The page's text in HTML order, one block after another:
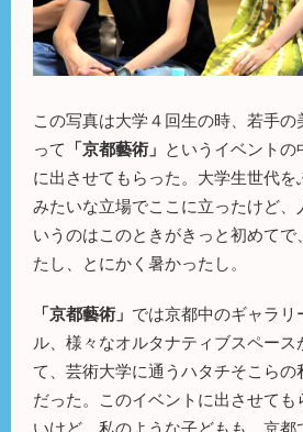
この写真は大学４回生の時、若手
って
「京都藝術」 というイベントの
に出させてもらった。大学生世代を
みたいな立場でここに立ったけど、
いうのはこのときがきっと初めてで
たし、とにかく暑かったし。
「京都藝術」 では京都中のギャラリ
ル、様々なオルタナティブスペー
て、芸術大学に通うハタチそこらの
だった。このイベントに出させても
いけど、私のような子どもも、京都